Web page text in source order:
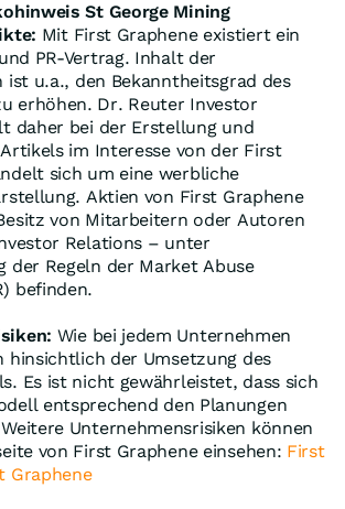
St George Mining
Mit First Graphene existiert ein
PR-Vertrag. Inhalt der
ist u.a., den Bekanntheitsgrad des
erhöhen. Dr. Reuter Investor
daher bei der Erstellung und
im Interesse von der First
sich um eine werbliche
Aktien von First Graphene
von Mitarbeitern oder Autoren
Relations – unter
der Regeln der Market Abuse
befinden.
Wie bei jedem Unternehmen
hinsichtlich der Umsetzung des
Es ist nicht gewährleistet, dass sich
entsprechend den Planungen
Unternehmensrisiken können
von First Graphene einsehen: First
Graphene